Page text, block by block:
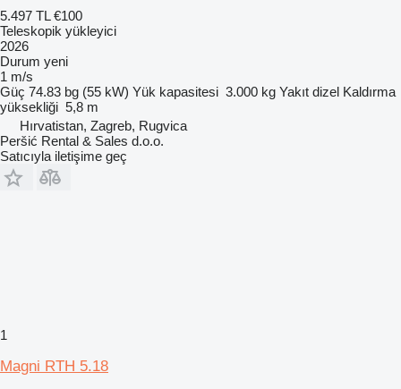
5.497 TL €100
Teleskopik yükleyici
2026
Durum yeni
1 m/s
Güç 74.83 bg (55 kW) Yük kapasitesi 3.000 kg Yakıt dizel Kaldırma
yüksekliği 5,8 m
Hırvatistan, Zagreb, Rugvica
Peršić Rental & Sales d.o.o.
Satıcıyla iletişime geç
1
Magni RTH 5.18